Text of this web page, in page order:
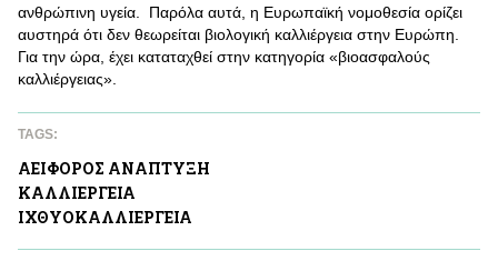
ανθρώπινη υγεία. Παρόλα αυτά, η Ευρωπαϊκή νομοθεσία ορίζει
αυστηρά ότι δεν θεωρείται βιολογική καλλιέργεια στην Ευρώπη.
Για την ώρα, έχει καταταχθεί στην κατηγορία «βιοασφαλούς
καλλιέργειας».
TAGS:
ΑΕΙΦΟΡΟΣ ΑΝAΠΤΥΞΗ
ΚΑΛΛΙΕΡΓΕΙΑ
ΙΧΘΥΟΚΑΛΛΙΕΡΓΕΙΑ